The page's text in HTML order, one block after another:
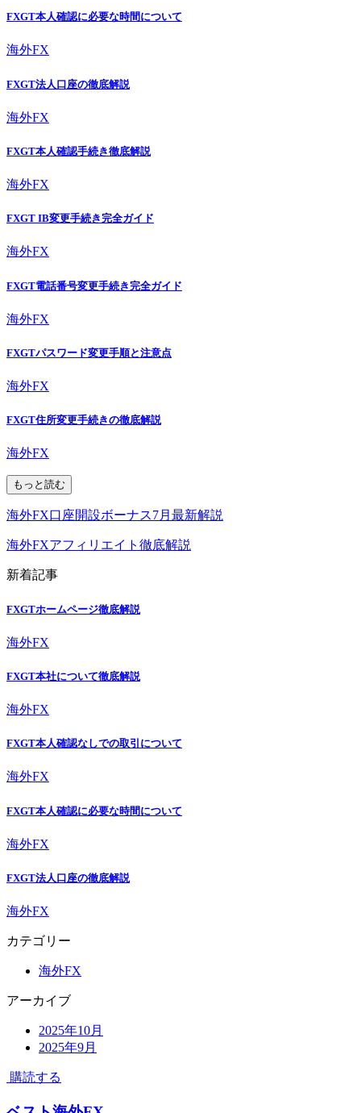
FXGT本人確認に必要な時間について
海外FX
FXGT法人口座の徹底解説
海外FX
FXGT本人確認手続き徹底解説
海外FX
FXGT IB変更手続き完全ガイド
海外FX
FXGT電話番号変更手続き完全ガイド
海外FX
FXGTパスワード変更手順と注意点
海外FX
FXGT住所変更手続きの徹底解説
海外FX
もっと読む
海外FX口座開設ボーナス7月最新解説
海外FXアフィリエイト徹底解説
新着記事
FXGTホームページ徹底解説
海外FX
FXGT本社について徹底解説
海外FX
FXGT本人確認なしでの取引について
海外FX
FXGT本人確認に必要な時間について
海外FX
FXGT法人口座の徹底解説
海外FX
カテゴリー
海外FX
アーカイブ
2025年10月
2025年9月
購読する